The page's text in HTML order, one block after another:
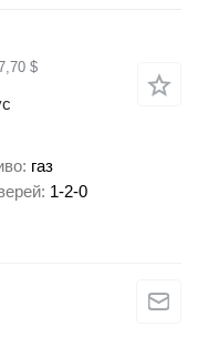
$
газ
1-2-0